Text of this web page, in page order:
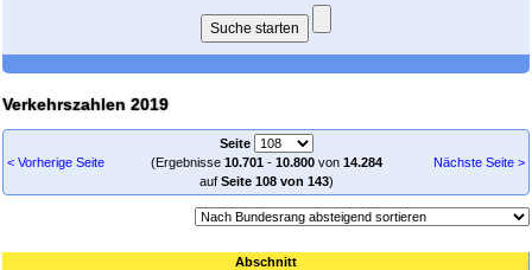
Verkehrszahlen 2019
< Vorherige Seite
Seite
(Ergebnisse 10.701- 10.800von 14.284
auf Seite 108 von 143)
Nächste Seite >
Abschnitt